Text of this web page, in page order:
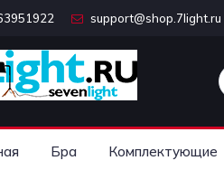
support@shop.7light.ru
Бра Комплектующие